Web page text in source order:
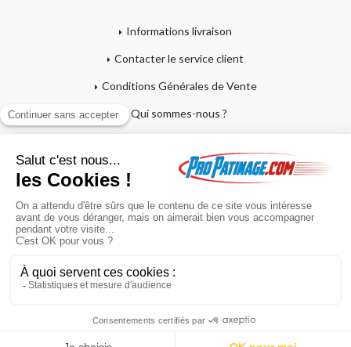
Informations livraison
Contacter le service client
Conditions Générales de Vente
Qui sommes-nous ?
Mon compte
Mon panier
Paiement en 4x sans frais
cookies à des fins statistiques et commerciales.